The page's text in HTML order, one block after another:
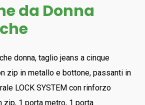
da Donna
donna, taglio jeans a cinque
zip in metallo e bottone, passanti in
LOCK SYSTEM con rinforzo
zip, 1 porta metro, 1 porta